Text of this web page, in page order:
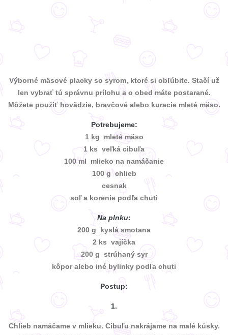
Výborné mäsové placky so syrom, ktoré si obľúbite. Stačí už
len vybrať tú správnu prílohu a o obed máte postarané.
Môžete použiť hovädzie, bravčové alebo kuracie mleté mäso.
Potrebujeme:
1 kg mleté mäso
1 ks veľká cibuľa
100 ml mlieko na namáčanie
100 g chlieb
cesnak
soľ a korenie podľa chuti
Na plnku:
200 g kyslá smotana
2 ks vajíčka
200 g strúhaný syr
kôpor alebo iné bylinky podľa chuti
Postup:
1.
Chlieb namáčame v mlieku. Cibuľu nakrájame na malé kúsky.